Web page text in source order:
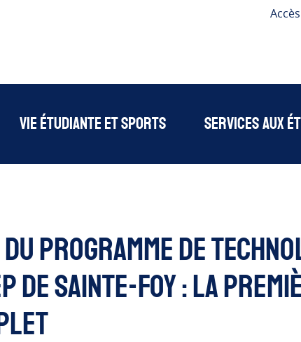
Vie étudiante et sports Services aux
programme de
de Sainte-Foy : la